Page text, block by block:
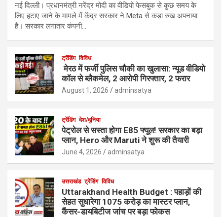
नई दिल्ली। प्रधानमंत्री नरेंद्र मोदी का वीडियो फेसबुक से कुछ समय के
लिए हटाए जाने के मामले में केंद्र सरकार ने Meta से कड़ा रुख अपनाया
है। सरकार लगातार कंपनी…
ट्रेंडिंग विविध
मेरठ में फर्जी पुलिस चौकी का खुलासा: न्यूड वीडियो
कॉल से ब्लैकमेल, 2 आरोपी गिरफ्तार, 2 फरार
August 1, 2026 adminsatya
ट्रेंडिंग देश/दुनिया
पेट्रोल से सस्ता होगा E85 फ्यूल! सरकार का बड़ा
प्लान, Hero और Maruti ने शुरू की तैयारी
June 4, 2026 adminsatya
उत्तराखंड ट्रेंडिंग विविध
Uttarakhand Health Budget : पहाड़ों की
सेहत सुधारेगा 1075 करोड़ का मास्टर प्लान,
कैंसर-डायबिटीज जांच पर बड़ा फोकस